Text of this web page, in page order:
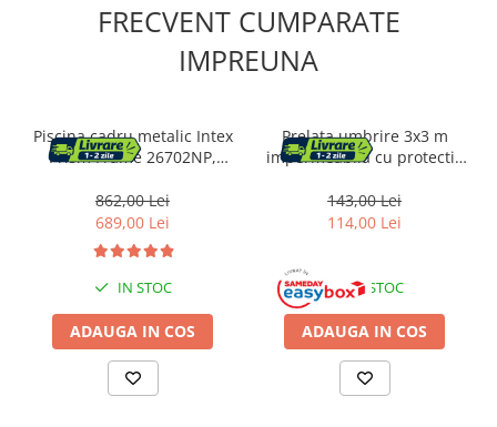
FRECVENT CUMPARATE
IMPREUNA
Piscina cadru metalic Intex
Prism Frame 26702NP,
toate accesoriile
862,00 Lei
689,00 Lei
IN STOC
ADAUGA IN COS
Prelata umbrire 3x3 m
impermeabila cu protectie
inox, sfori incluse, husa
transport, gri grafit
143,00 Lei
114,00 Lei
IN STOC
ADAUGA IN COS